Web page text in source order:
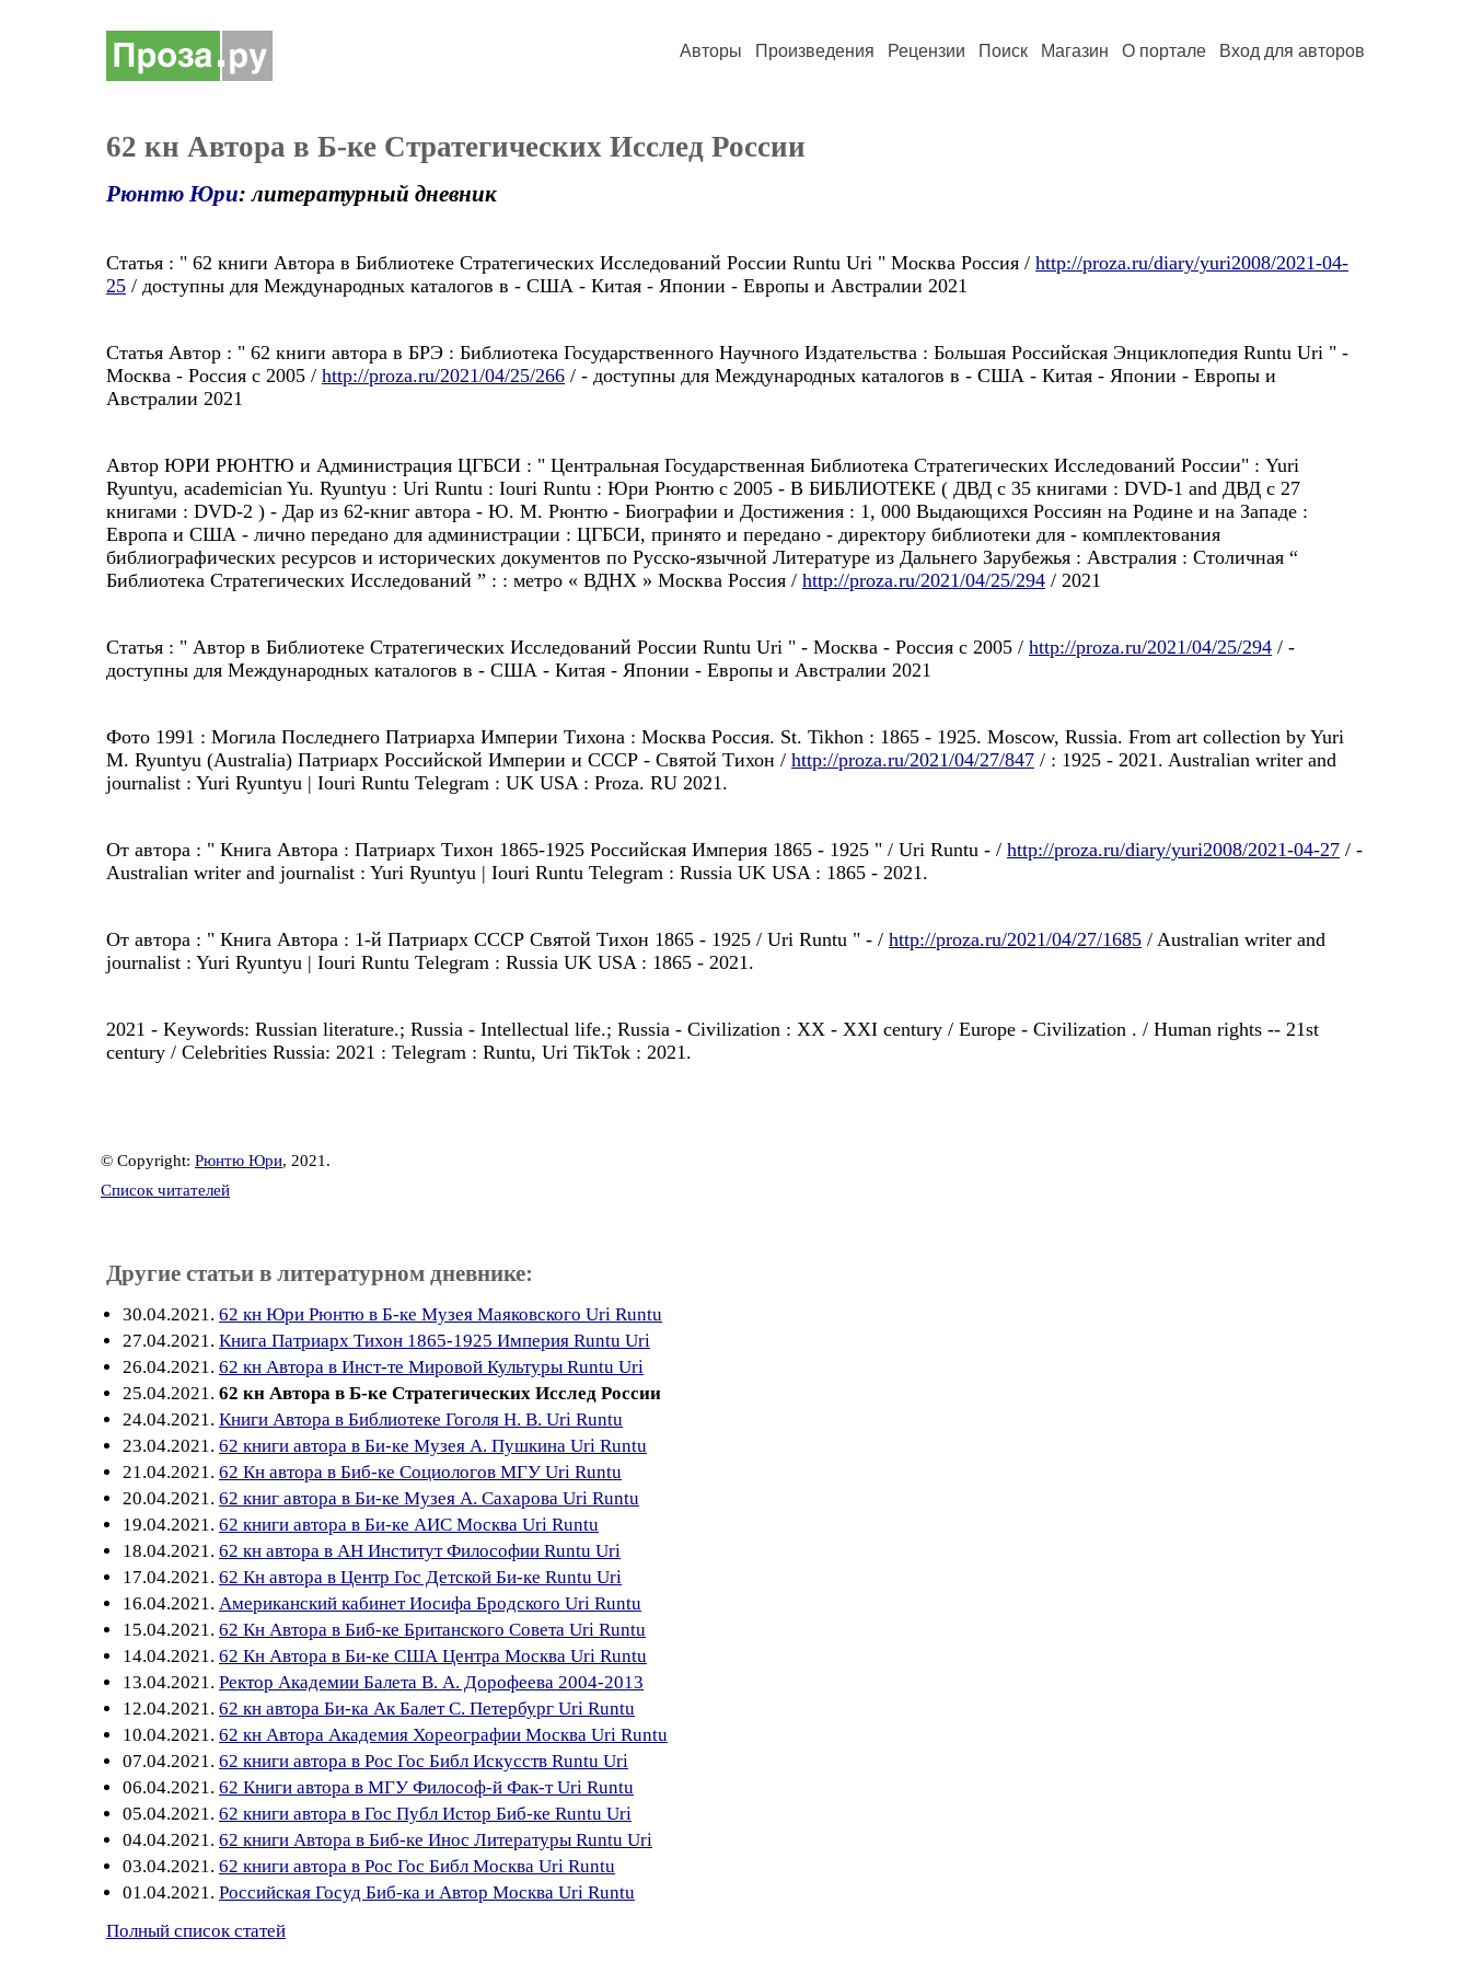
Авторы Произведения Рецензии Поиск Магазин О портале Вход для авторов
62 кн Автора в Б-ке Стратегических Исслед России
Рюнтю Юри: литературный дневник
Cтатья : " 62 книги Автора в Библиотеке Стратегических Исследований России Runtu Uri " Москва Россия / http://proza.ru/diary/yuri2008/2021-04-
25 / доступны для Международных каталогов в - США - Китая - Японии - Европы и Австралии 2021
Cтатья Автор : " 62 книги автора в БРЭ : Библиотека Государственного Научного Издательства : Большая Российская Энциклопедия Runtu Uri " -
Москва - Россия с 2005 / http://proza.ru/2021/04/25/266 / - доступны для Международных каталогов в - США - Китая - Японии - Европы и
Австралии 2021
Автор ЮРИ РЮНТЮ и Администрация ЦГБСИ : " Центральная Государственная Библиотека Стратегических Исследований России" : Yuri
Ryuntyu, academician Yu. Ryuntyu : Uri Runtu : Iouri Runtu : Юри Рюнтю c 2005 - B БИБЛИОТЕКE ( ДВД с 35 книгами : DVD-1 and ДВД с 27
книгами : DVD-2 ) - Дар из 62-книг автора - Ю. М. Рюнтю - Биографии и Достижения : 1, 000 Выдающихся Россиян на Родине и на Западе :
Европа и США - лично передано для администрации : ЦГБСИ, принято и передано - директору библиотеки для - комплектования
библиографических ресурсов и исторических документов по Русско-язычной Литературе из Дальнего Зарубежья : Австралия : Столичная “
Библиотека Стратегических Исследований ” : : метро « ВДНХ » Москва Россия / http://proza.ru/2021/04/25/294 / 2021
Cтатья : " Автор в Библиотеке Стратегических Исследований России Runtu Uri " - Москва - Россия с 2005 / http://proza.ru/2021/04/25/294 / -
доступны для Международных каталогов в - США - Китая - Японии - Европы и Австралии 2021
Фото 1991 : Могила Последнего Патриарха Империи Тихона : Москва Россия. St. Tikhon : 1865 - 1925. Moscow, Russia. From art collection by Yuri
M. Ryuntyu (Australia) Патриарх Российской Империи и СССР - Святой Tихон / http://proza.ru/2021/04/27/847 / : 1925 - 2021. Australian writer and
journalist : Yuri Ryuntyu | Iouri Runtu Telegram : UK USA : Proza. RU 2021.
От автора : " Книга Автора : Патриарх Тихон 1865-1925 Российская Империя 1865 - 1925 " / Uri Runtu - / http://proza.ru/diary/yuri2008/2021-04-27 / -
Australian writer and journalist : Yuri Ryuntyu | Iouri Runtu Telegram : Russia UK USA : 1865 - 2021.
От автора : " Книга Автора : 1-й Патриарх СССР Святой Тихон 1865 - 1925 / Uri Runtu " - / http://proza.ru/2021/04/27/1685 / Australian writer and
journalist : Yuri Ryuntyu | Iouri Runtu Telegram : Russia UK USA : 1865 - 2021.
2021 - Keywords: Russian literature.; Russia - Intellectual life.; Russia - Civilization : XX - XXI century / Europe - Civilization . / Human rights -- 21st
century / Celebrities Russia: 2021 : Telegram : Runtu, Uri TikTok : 2021.
© Copyright: Рюнтю Юри, 2021.
Список читателей
Другие статьи в литературном дневнике:
30.04.2021. 62 кн Юри Рюнтю в Б-ке Музея Маяковского Uri Runtu
27.04.2021. Книга Патриарх Тихон 1865-1925 Империя Runtu Uri
26.04.2021. 62 кн Автора в Инст-те Мировой Культуры Runtu Uri
25.04.2021. 62 кн Автора в Б-ке Стратегических Исслед России
24.04.2021. Книги Автора в Библиотеке Гоголя Н. В. Uri Runtu
23.04.2021. 62 книги автора в Би-ке Музея А. Пушкина Uri Runtu
21.04.2021. 62 Кн автора в Биб-ке Социологов МГУ Uri Runtu
20.04.2021. 62 книг автора в Би-ке Музея А. Сахарова Uri Runtu
19.04.2021. 62 книги автора в Би-ке АИС Москва Uri Runtu
18.04.2021. 62 кн автора в АН Институт Философии Runtu Uri
17.04.2021. 62 Кн автора в Центр Гос Детской Би-ке Runtu Uri
16.04.2021. Американский кабинет Иосифа Бродского Uri Runtu
15.04.2021. 62 Кн Автора в Биб-ке Британского Совета Uri Runtu
14.04.2021. 62 Кн Автора в Би-ке США Центра Москва Uri Runtu
13.04.2021. Ректор Академии Балета В. А. Дорофеева 2004-2013
12.04.2021. 62 кн автора Би-ка Ак Балет С. Петербург Uri Runtu
10.04.2021. 62 кн Автора Академия Хореографии Mосква Uri Runtu
07.04.2021. 62 книги автора в Рос Гос Библ Искусств Runtu Uri
06.04.2021. 62 Книги автора в МГУ Философ-й Фак-т Uri Runtu
05.04.2021. 62 книги автора в Гос Публ Истор Биб-ке Runtu Uri
04.04.2021. 62 книги Автора в Биб-ке Инос Литературы Runtu Uri
03.04.2021. 62 книги автора в Рос Гос Библ Москва Uri Runtu
01.04.2021. Российская Госуд Биб-ка и Автор Москва Uri Runtu
Полный список статей